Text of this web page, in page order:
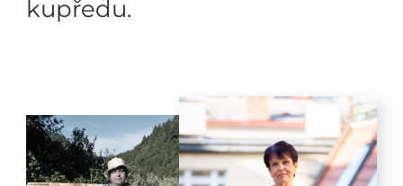
kupředu.